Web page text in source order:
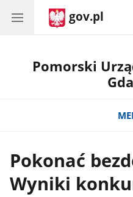
gov.pl
Pomorski
Pokonać
Wyniki